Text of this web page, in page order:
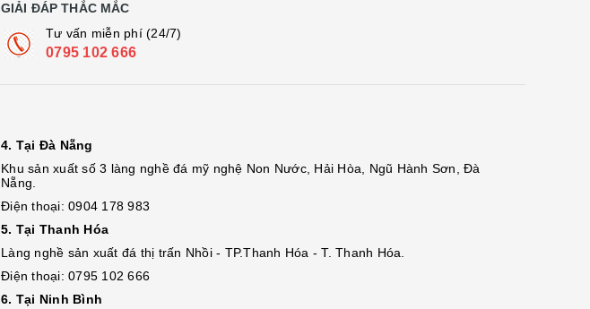
GIẢI ĐÁP THẮC MẮC
Tư vấn miễn phí (24/7)
0795 102 666
4. Tại Đà Nẵng
Khu sản xuất số 3 làng nghề đá mỹ nghệ Non Nước, Hải Hòa, Ngũ Hành Sơn, Đà
Nẵng.
Điện thoại: 0904 178 983
5. Tại Thanh Hóa
Làng nghề sản xuất đá thị trấn Nhồi - TP.Thanh Hóa - T. Thanh Hóa.
Điện thoại: 0795 102 666
6. Tại Ninh Bình